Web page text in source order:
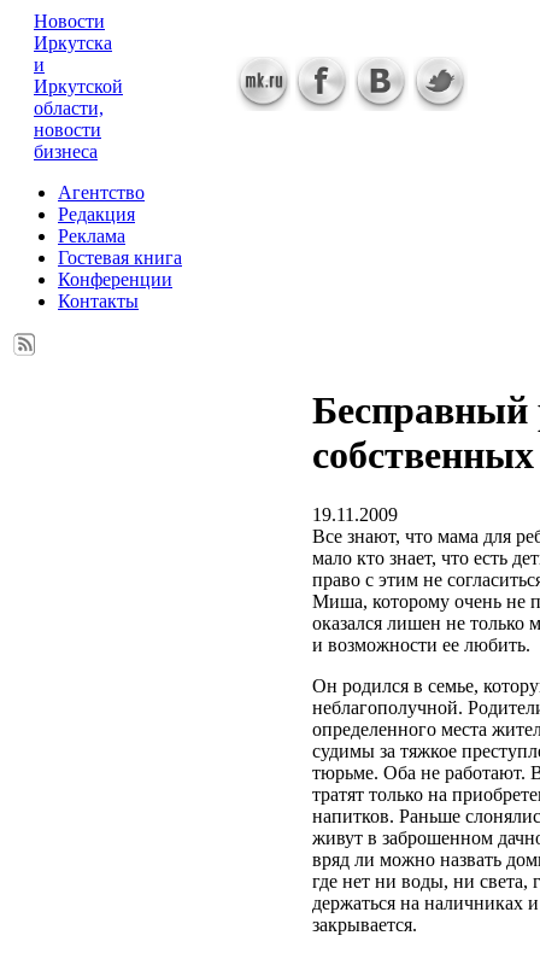
Новости
Иркутска
и
Иркутской
области,
новости
бизнеса
Агентство
Редакция
Реклама
Гостевая книга
Конференции
Контакты
Бесправный
19.11.2009
Все знают, что мама для
мало кто знает, что есть
право с этим не
Миша, которому очень не
оказался лишен не только
и возможности ее любить.
Он родился в семье,
неблагополучной.
определенного места
судимы за тяжкое
тюрьме. Оба не работают.
тратят только на
напитков. Раньше
живут в заброшенном
вряд ли можно назвать
где нет ни воды, ни света,
держаться на наличниках
закрывается.